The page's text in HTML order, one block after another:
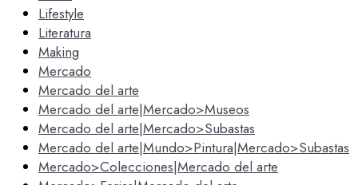
Lifestyle
Literatura
Making
Mercado
Mercado del arte
Mercado del arte|Mercado>Museos
Mercado del arte|Mercado>Subastas
Mercado del arte|Mundo>Pintura|Mercado>Subastas
Mercado>Colecciones|Mercado del arte